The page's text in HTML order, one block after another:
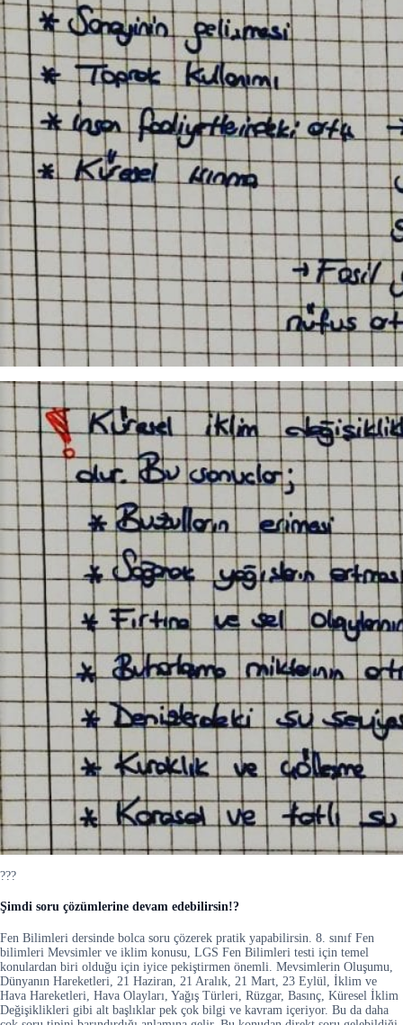
???
Şimdi soru çözümlerine devam edebilirsin!?
Fen Bilimleri dersinde bolca soru çözerek pratik yapabilirsin. 8. sınıf Fen
bilimleri Mevsimler ve iklim konusu, LGS Fen Bilimleri testi için temel
konulardan biri olduğu için iyice pekiştirmen önemli. Mevsimlerin Oluşumu,
Dünyanın Hareketleri, 21 Haziran, 21 Aralık, 21 Mart, 23 Eylül, İklim ve
Hava Hareketleri, Hava Olayları, Yağış Türleri, Rüzgar, Basınç, Küresel İklim
Değişiklikleri gibi alt başlıklar pek çok bilgi ve kavram içeriyor. Bu da daha